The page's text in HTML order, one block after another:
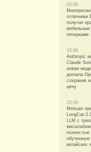
15:00
отличники
получат
мобильные
пятерками
15:00
Anthropic
Claude
новая
догнала
сохранив
цену
15:00
Meituan
LongCat-
LLM с
масштабом,
полностью
обученную
китайских